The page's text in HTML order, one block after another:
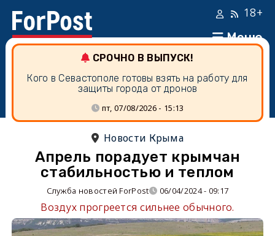
Меню
18+
СРОЧНО В ВЫПУСК!
Кого в Севастополе готовы взять на работу для
защиты города от дронов
пт, 07/08/2026 - 15:13
Новости Крыма
Апрель порадует крымчан
стабильностью и теплом
Служба новостей ForPost 06/04/2024 - 09:17
Воздух прогреется сильнее обычного.